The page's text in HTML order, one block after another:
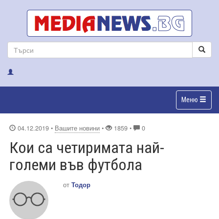
Меню
04.12.2019 • Вашите новини • 1859 • 0
Кои са четиримата най-
големи във футбола
от Тодор